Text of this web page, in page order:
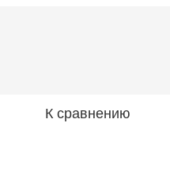
К сравнению